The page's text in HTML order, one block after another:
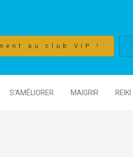
au club VIP !
S’AMÉLIORER MAIGRIR REIKI